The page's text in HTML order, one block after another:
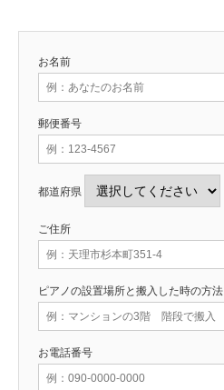
お名前
郵便番号
都道府県
ご住所
ピアノの設置場所と搬入した時の方法
お電話番号